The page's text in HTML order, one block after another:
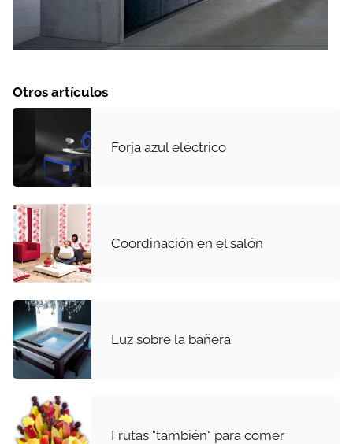
Otros artículos
Forja azul eléctrico
Coordinación en el salón
Luz sobre la bañera
Frutas "también" para comer